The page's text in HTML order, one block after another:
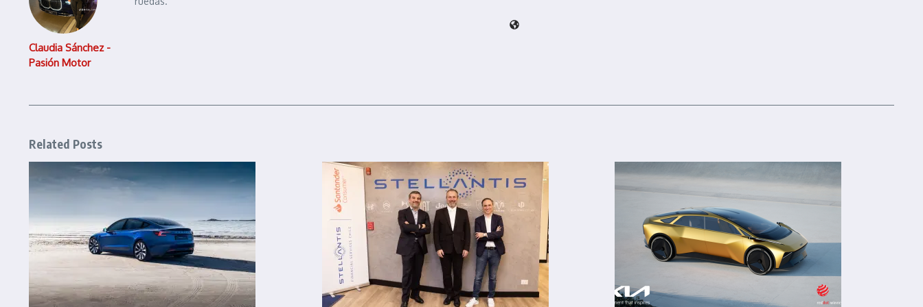
Claudia Sánchez -
Pasión Motor
Related Posts